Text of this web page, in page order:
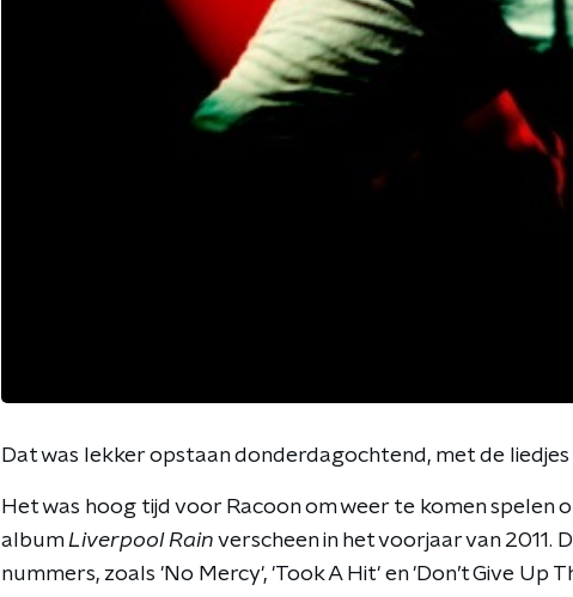
Dat was lekker opstaan donderdagochtend, met de liedjes
Het was hoog tijd voor Racoon om weer te komen spelen
album Liverpool Rain verscheen in het voorjaar van 2011.
nummers, zoals 'No Mercy', 'Took A Hit' en 'Don’t Give Up